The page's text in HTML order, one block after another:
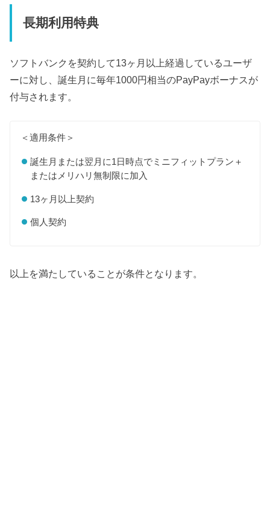
長期利用特典
ソフトバンクを契約して13ヶ月以上経過しているユーザ
ーに対し、誕生月に毎年1000円相当のPayPayボーナスが
付与されます。
＜適用条件＞
誕生月または翌月に1日時点でミニフィットプラン＋
またはメリハリ無制限に加入
13ヶ月以上契約
個人契約
以上を満たしていることが条件となります。